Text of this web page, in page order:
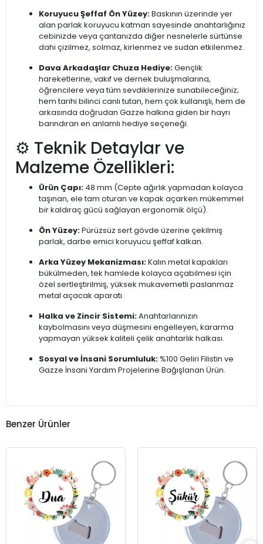
Koruyucu Şeffaf Ön Yüzey:Baskının üzerinde yer
alan parlak koruyucu katman sayesinde anahtarlığınız
cebinizde veya çantanızda diğer nesnelerle sürtünse
dahi çizilmez, solmaz, kirlenmez ve sudan etkilenmez.
Dava Arkadaşlar Chuza Hediye:Gençlik
hareketlerine, vakıf ve dernek buluşmalarına,
öğrencilere veya tüm sevdiklerinize sunabileceğiniz;
hem tarihi bilinci canlı tutan, hem çok kullanışlı, hem de
arkasında doğrudan Gazze halkına giden bir hayrı
barındıran en anlamlı hediye seçeneği.
⚙️ Teknik Detaylar ve
Malzeme Özellikleri:
Ürün Çapı: 48 mm (Cepte ağırlık yapmadan kolayca
taşınan, ele tam oturan ve kapak açarken mükemmel
bir kaldıraç gücü sağlayan ergonomik ölçü).
Ön Yüzey:Pürüzsüz sert gövde üzerine çekilmiş
parlak, darbe emici koruyucu şeffaf kalkan.
Arka Yüzey Mekanizması:Kalın metal kapakları
bükülmeden, tek hamlede kolayca açabilmesi için
özel sertleştirilmiş, yüksek mukavemetli paslanmaz
metal açacak aparatı.
Halka ve Zincir Sistemi:Anahtarlarınızın
kaybolmasını veya düşmesini engelleyen, kararma
yapmayan yüksek kaliteli çelik anahtarlık halkası.
Sosyal ve İnsani Sorumluluk: %100 Geliri Filistin ve
Gazze İnsani Yardım Projelerine Bağışlanan Ürün.
Benzer Ürünler